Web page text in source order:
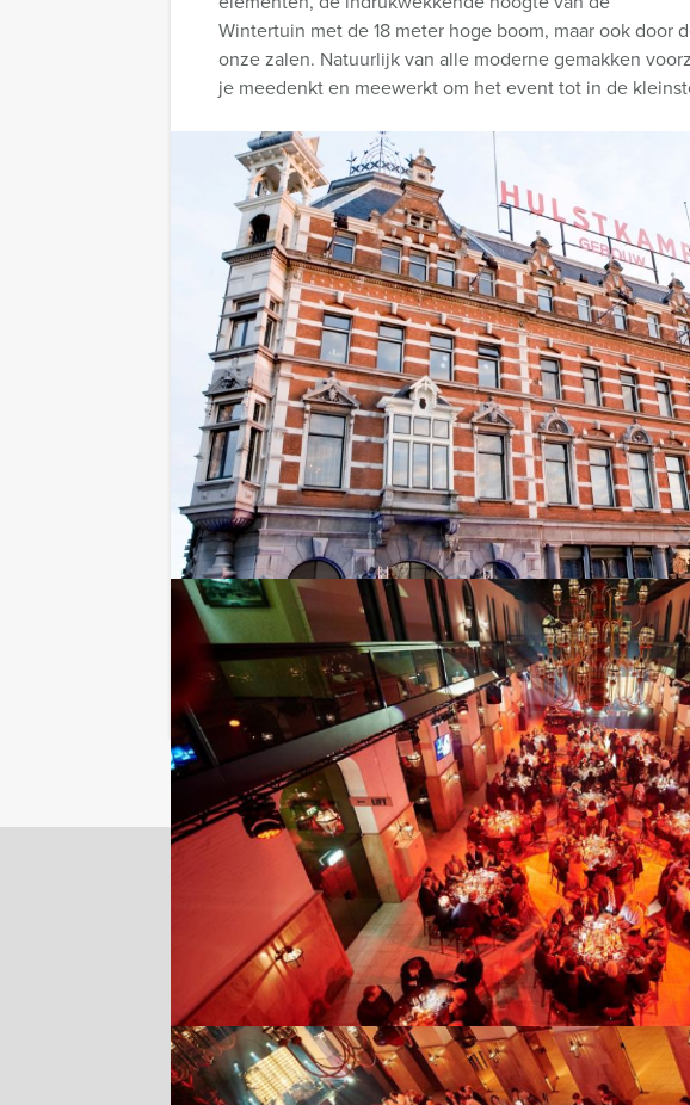
Wintertuin met de 18 meter hoge boom, maar ook door
onze zalen. Natuurlijk van alle moderne gemakken
je meedenkt en meewerkt om het event tot in de
Locaties in de buurt van Hulstkamp Gebouw